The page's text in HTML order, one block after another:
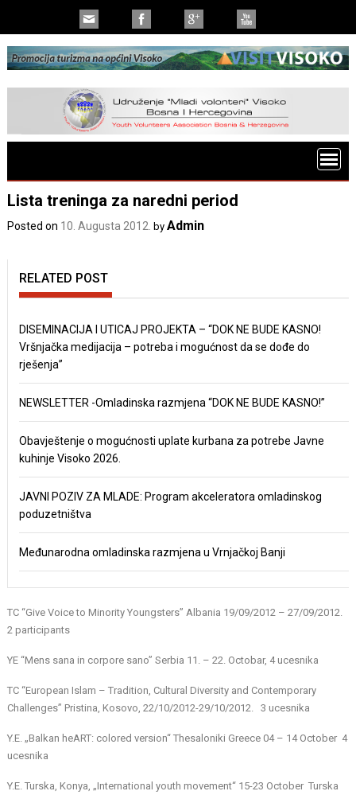
Lista treninga za naredni period
Posted on 10. Augusta 2012. byAdmin
RELATED POST
DISEMINACIJA I UTICAJ PROJEKTA – “DOK NE BUDE KASNO!
Vršnjačka medijacija – potreba i mogućnost da se dođe do
rješenja”
NEWSLETTER -Omladinska razmjena “DOK NE BUDE KASNO!”
Obavještenje o mogućnosti uplate kurbana za potrebe Javne
kuhinje Visoko 2026.
JAVNI POZIV ZA MLADE: Program akceleratora omladinskog
poduzetništva
Međunarodna omladinska razmjena u Vrnjačkoj Banji
TC “Give Voice to Minority Youngsters” Albania 19/09/2012 – 27/09/2012.
2 participants
YE “Mens sana in corpore sano” Serbia 11. – 22. Octobar, 4 ucesnika
TC “European Islam – Tradition, Cultural Diversity and Contemporary
Challenges” Pristina, Kosovo, 22/10/2012-29/10/2012. 3 ucesnika
Y.E. „Balkan heART: colored version“ Thesaloniki Greece 04 – 14 October 4
ucesnika
Y.E. Turska, Konya, „International youth movement“ 15-23 October Turska